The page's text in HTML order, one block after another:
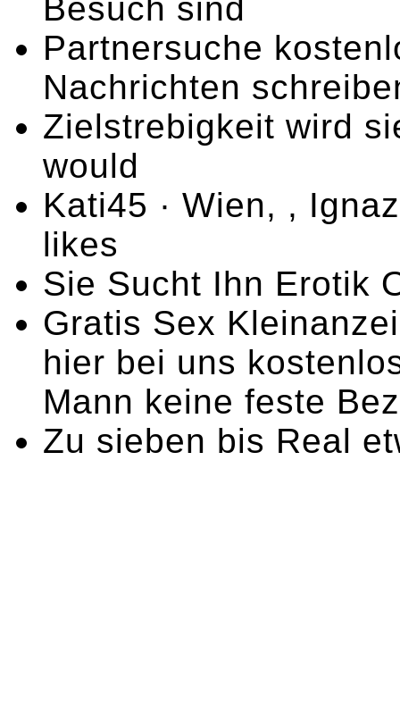
Besuch sind
Partnersuche
Nachrichten
Zielstrebigkeit wird
would
Kati45 · Wien, ,
likes
Sie Sucht Ihn Erotik
Gratis Sex
hier bei uns
Mann keine feste
Zu sieben bis Real